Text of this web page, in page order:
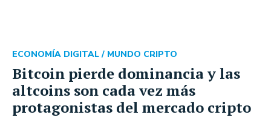
Bitcoin pierde dominancia y las
altcoins son cada vez más
protagonistas del mercado cripto
ECONOMÍA DIGITAL / MUNDO CRIPTO